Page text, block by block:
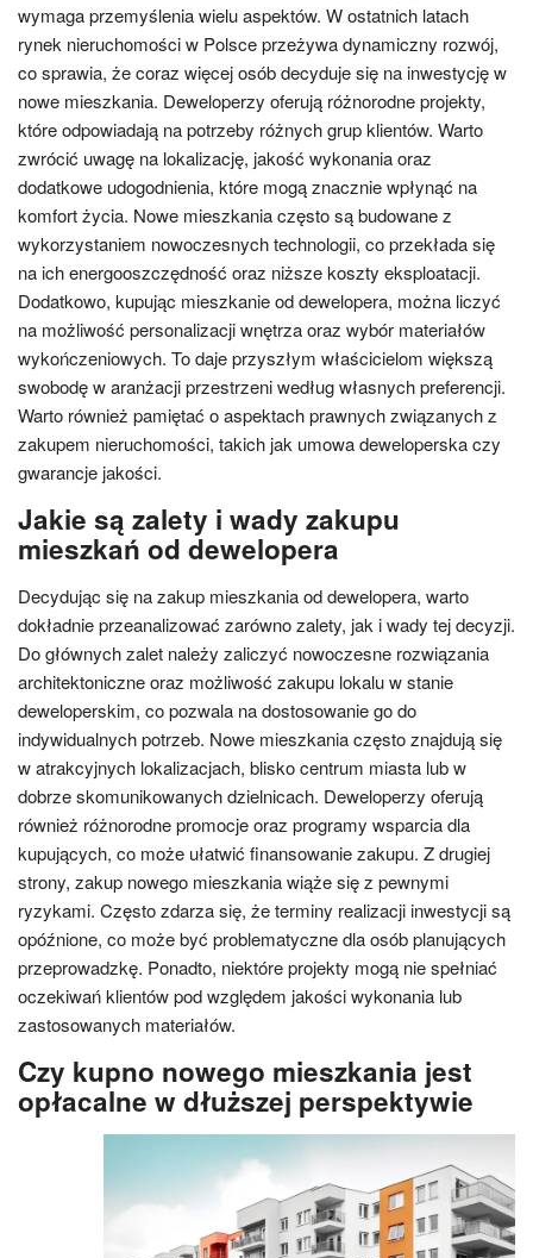
wymaga przemyślenia wielu aspektów. W ostatnich latach
rynek nieruchomości w Polsce przeżywa dynamiczny rozwój,
co sprawia, że coraz więcej osób decyduje się na inwestycję w
nowe mieszkania. Deweloperzy oferują różnorodne projekty,
które odpowiadają na potrzeby różnych grup klientów. Warto
zwrócić uwagę na lokalizację, jakość wykonania oraz
dodatkowe udogodnienia, które mogą znacznie wpłynąć na
komfort życia. Nowe mieszkania często są budowane z
wykorzystaniem nowoczesnych technologii, co przekłada się
na ich energooszczędność oraz niższe koszty eksploatacji.
Dodatkowo, kupując mieszkanie od dewelopera, można liczyć
na możliwość personalizacji wnętrza oraz wybór materiałów
wykończeniowych. To daje przyszłym właścicielom większą
swobodę w aranżacji przestrzeni według własnych preferencji.
Warto również pamiętać o aspektach prawnych związanych z
zakupem nieruchomości, takich jak umowa deweloperska czy
gwarancje jakości.
Jakie są zalety i wady zakupu
mieszkań od dewelopera
Decydując się na zakup mieszkania od dewelopera, warto
dokładnie przeanalizować zarówno zalety, jak i wady tej decyzji.
Do głównych zalet należy zaliczyć nowoczesne rozwiązania
architektoniczne oraz możliwość zakupu lokalu w stanie
deweloperskim, co pozwala na dostosowanie go do
indywidualnych potrzeb. Nowe mieszkania często znajdują się
w atrakcyjnych lokalizacjach, blisko centrum miasta lub w
dobrze skomunikowanych dzielnicach. Deweloperzy oferują
również różnorodne promocje oraz programy wsparcia dla
kupujących, co może ułatwić finansowanie zakupu. Z drugiej
strony, zakup nowego mieszkania wiąże się z pewnymi
ryzykami. Często zdarza się, że terminy realizacji inwestycji są
opóźnione, co może być problematyczne dla osób planujących
przeprowadzkę. Ponadto, niektóre projekty mogą nie spełniać
oczekiwań klientów pod względem jakości wykonania lub
zastosowanych materiałów.
Czy kupno nowego mieszkania jest
opłacalne w dłuższej perspektywie